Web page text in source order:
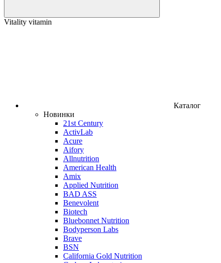
Vitality vitamin
Каталог
Новинки
21st Century
ActivLab
Acure
Aifory
Allnutrition
American Health
Amix
Applied Nutrition
BAD ASS
Benevolent
Biotech
Bluebonnet Nutrition
Bodyperson Labs
Brave
BSN
California Gold Nutrition